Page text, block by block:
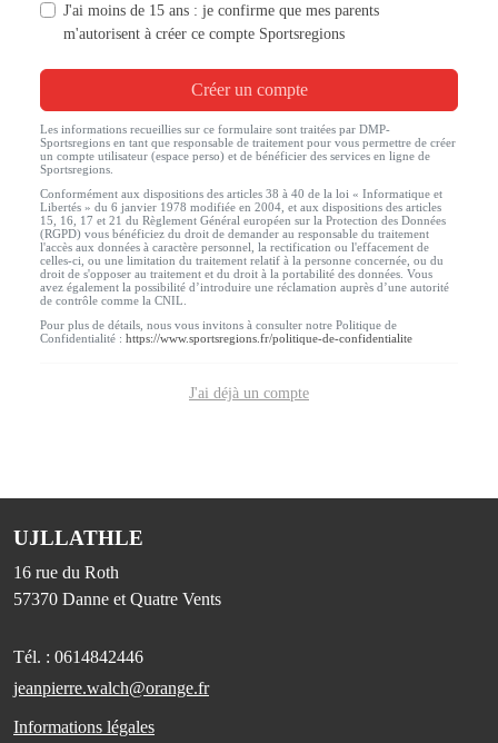
J'ai moins de 15 ans : je confirme que mes parents
m'autorisent à créer ce compte Sportsregions
Créer un compte
Les informations recueillies sur ce formulaire sont traitées par DMP-
Sportsregions en tant que responsable de traitement pour vous permettre de créer
un compte utilisateur (espace perso) et de bénéficier des services en ligne de
Sportsregions.
Conformément aux dispositions des articles 38 à 40 de la loi « Informatique et
Libertés » du 6 janvier 1978 modifiée en 2004, et aux dispositions des articles
15, 16, 17 et 21 du Règlement Général européen sur la Protection des Données
(RGPD) vous bénéficiez du droit de demander au responsable du traitement
l'accès aux données à caractère personnel, la rectification ou l'effacement de
celles-ci, ou une limitation du traitement relatif à la personne concernée, ou du
droit de s'opposer au traitement et du droit à la portabilité des données. Vous
avez également la possibilité d’introduire une réclamation auprès d’une autorité
de contrôle comme la CNIL.
Pour plus de détails, nous vous invitons à consulter notre Politique de
Confidentialité : https://www.sportsregions.fr/politique-de-confidentialite
J'ai déjà un compte
UJLLATHLE
16 rue du Roth
57370 Danne et Quatre Vents
Tél. : 0614842446
jeanpierre.walch@orange.fr
Informations légales